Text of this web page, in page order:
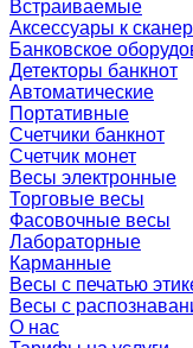
Встраиваемые
Аксессуары к
Банковское
Детекторы банкнот
Автоматические
Портативные
Счетчики банкнот
Счетчик монет
Весы электронные
Торговые весы
Фасовочные весы
Лабораторные
Карманные
Весы с печатью
Весы с
О нас